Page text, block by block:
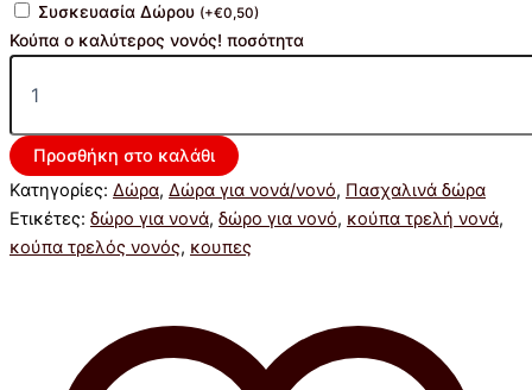
Συσκευασία Δώρου (+€0,50)
Κούπα o καλύτερος νονός! ποσότητα
Προσθήκη στο καλάθι
Κατηγορίες: Δώρα, Δώρα για νονά/νονό, Πασχαλινά δώρα
Ετικέτες: δώρο για νονά, δώρο για νονό, κούπα τρελή νονά,
κούπα τρελός νονός, κουπες